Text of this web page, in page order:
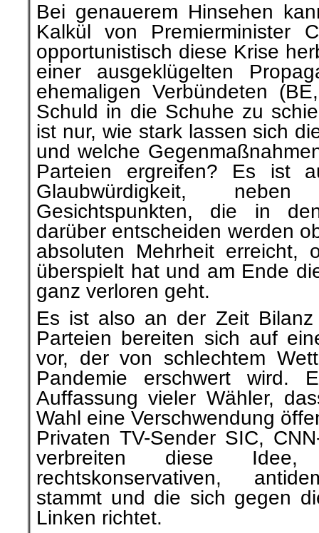
Bei genauerem Hinsehen
Kalkül von Premierminister
opportunistisch diese Krise
einer ausgeklügelten
ehemaligen Verbündeten
Schuld in die Schuhe zu
ist nur, wie stark lassen sich
und welche
Parteien ergreifen? Es ist
Glaubwürdigkeit,
Gesichtspunkten, die in
darüber entscheiden werden
absoluten Mehrheit erreicht,
überspielt hat und am Ende
ganz verloren geht.
Es ist also an der Zeit
Parteien bereiten sich auf
vor, der von schlechtem
Pandemie erschwert wird.
Auffassung vieler Wähler,
Wahl eine Verschwendung
Privaten TV-Sender SIC,
verbreiten diese
rechtskonservativen,
stammt und die sich gegen
Linken richtet.